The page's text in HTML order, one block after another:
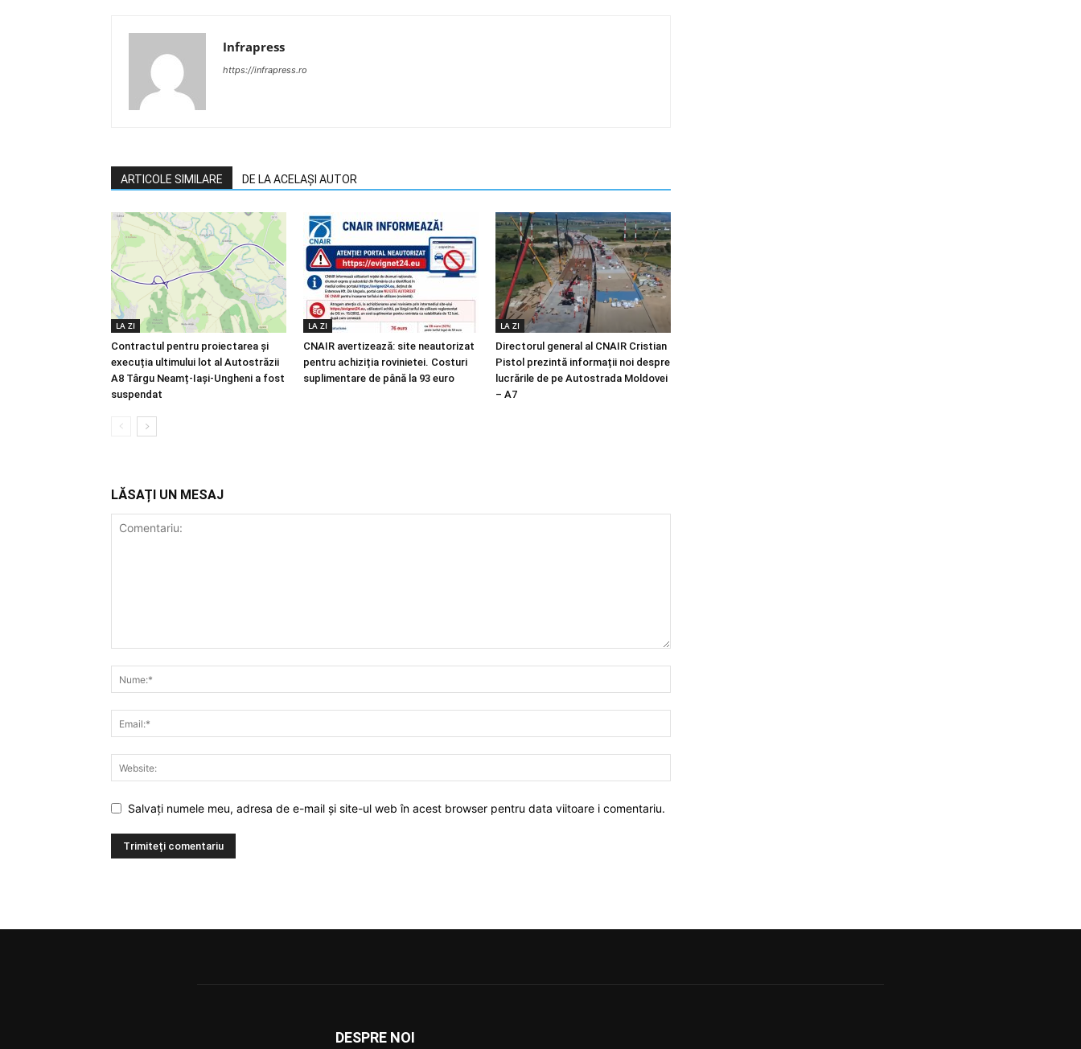
Infrapress
https://infrapress.ro
ARTICOLE SIMILARE DE LA ACELAȘI AUTOR
LA ZI
Contractul pentru proiectarea și
execuția ultimului lot al Autostrăzii
A8 Târgu Neamț-Iași-Ungheni a fost
suspendat
LA ZI
CNAIR avertizează: site neautorizat
pentru achiziția rovinietei. Costuri
suplimentare de până la 93 euro
LA ZI
Directorul general al CNAIR Cristian
Pistol prezintă informații noi despre
lucrările de pe Autostrada Moldovei
– A7
LĂSAȚI UN MESAJ
Salvați numele meu, adresa de e-mail și site-ul web în acest browser pentru data viitoare i comentariu.
DESPRE NOI